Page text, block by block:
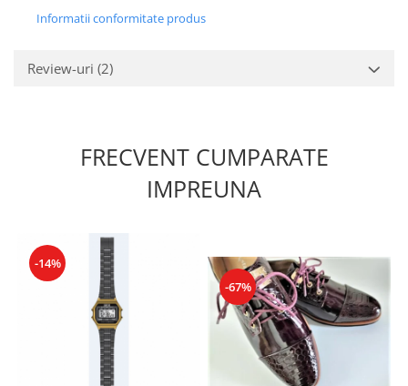
Informatii conformitate produs
Review-uri (2)
FRECVENT CUMPARATE
IMPREUNA
-14%
-67%